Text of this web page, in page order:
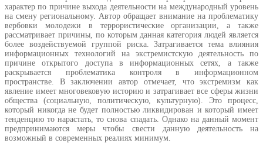
характер по причине выхода деятельности на международный уровень
на смену региональному. Автор обращает внимание на проблематику
вербовки молодежи в террористические организации, а также
рассматривает причины, по которым данная категория людей является
более воздействуемой группой риска. Затрагивается тема влияния
информационных технологий на экстремистскую деятельность по
причине открытого доступа в информационных сетях, а также
раскрывается проблематика контроля в информационном
пространстве. В заключении автор отмечает, что экстремизм как
явление имеет многовековую историю и затрагивает все сферы жизни
общества (социальную, политическую, культурную). Это процесс,
который никогда не будет полностью ликвидирован и который имеет
тенденцию то нарастать, то снова спадать. Однако на данный момент
предпринимаются меры чтобы свести данную деятельность на
возможный в современных реалиях минимум.